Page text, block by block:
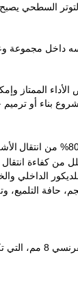
السطحي
داخل مجموعة
الممتاز
بناء أو ترميم
انتقال
من كفاءة انتقال
الداخلي
حافة التلميع،
مصنع الزجاج